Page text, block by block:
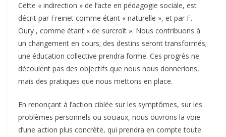
Cette « indirection » de l’acte en pédagogie sociale, est
décrit par Freinet comme étant « naturelle », et par F.
Oury , comme étant « de surcroît ». Nous contribuons à
un changement en cours; des destins seront transformés;
une éducation collective prendra forme. Ces progrès ne
découlent pas des objectifs que nous nous donnerions,
mais des pratiques que nous mettons en place.
En renonçant à l’action ciblée sur les symptômes, sur les
problèmes personnels ou sociaux, nous ouvrons la voie
d’une action plus concrète, qui prendra en compte toute